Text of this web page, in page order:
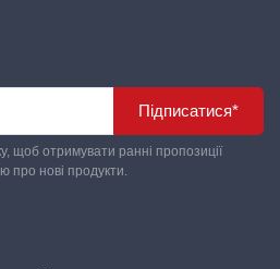
Підписатися*
щоб отримувати ранні пропозиції
про нові продукти.